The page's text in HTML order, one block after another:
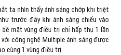
ta nhìn thấy ánh sáng chớp khi triệt
trước đây khi ánh sáng chiếu vào
mặt vùng điều trị chỉ hấp thụ 1 lần
công nghệ Multiple ánh sáng được
cùng 1 vùng điều trị.